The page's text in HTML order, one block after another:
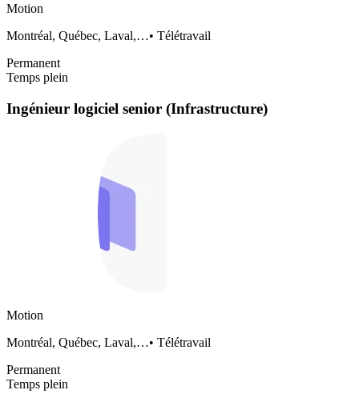
Motion
Montréal, Québec, Laval,…• Télétravail
Permanent
Temps plein
Ingénieur logiciel senior (Infrastructure)
Motion
Montréal, Québec, Laval,…• Télétravail
Permanent
Temps plein